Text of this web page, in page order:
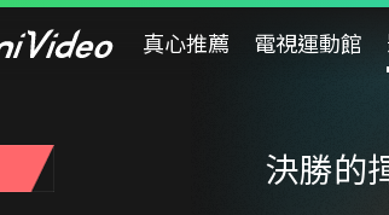
真心推薦 電視運動館
決勝的